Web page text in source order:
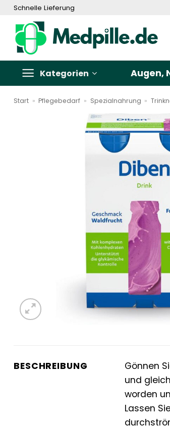
Zum
springen
Schnelle Lieferung
Kategorien Augen,
Start » Pflegebedarf » Spezialnahrung »
BESCHREIBUNG Gönnen
und
worden
Lassen